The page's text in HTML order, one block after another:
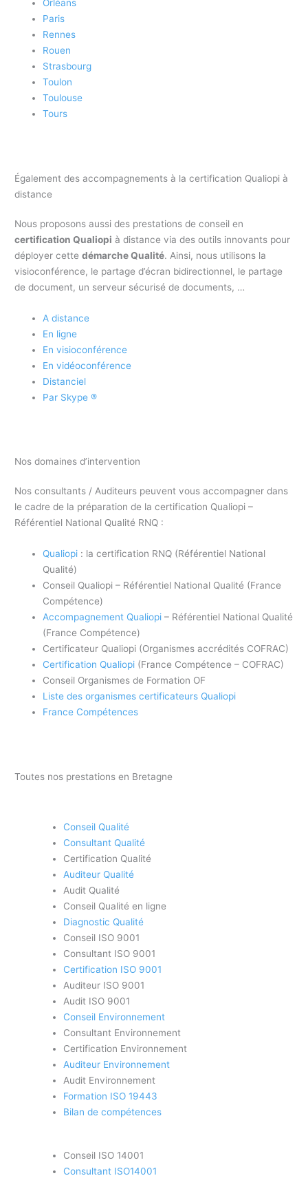
Orléans
Paris
Rennes
Rouen
Strasbourg
Toulon
Toulouse
Tours
Également des accompagnements à la certification Qualiopi à
distance
Nous proposons aussi des prestations de conseil en
certification Qualiopi à distance via des outils innovants pour
déployer cettedémarche Qualité. Ainsi, nous utilisons la
visioconférence, le partage d’écran bidirectionnel, le partage
de document, un serveur sécurisé de documents, …
A distance
En ligne
En visioconférence
En vidéoconférence
Distanciel
Par Skype ®
Nos domaines d’intervention
Nos consultants / Auditeurs peuvent vous accompagner dans
le cadre de la préparation de la certification Qualiopi –
Référentiel National Qualité RNQ :
Qualiopi : la certification RNQ (Référentiel National
Qualité)
Conseil Qualiopi – Référentiel National Qualité (France
Compétence)
Accompagnement Qualiopi – Référentiel National Qualité
(France Compétence)
Certificateur Qualiopi (Organismes accrédités COFRAC)
Certification Qualiopi (France Compétence – COFRAC)
Conseil Organismes de Formation OF
Liste des organismes certificateurs Qualiopi
France Compétences
Toutes nos prestations en Bretagne
Conseil Qualité
Consultant Qualité
Certification Qualité
Auditeur Qualité
Audit Qualité
Conseil Qualité en ligne
Diagnostic Qualité
Conseil ISO 9001
Consultant ISO 9001
Certification ISO 9001
Auditeur ISO 9001
Audit ISO 9001
Conseil Environnement
Consultant Environnement
Certification Environnement
Auditeur Environnement
Audit Environnement
Formation ISO 19443
Bilan de compétences
Conseil ISO 14001
Consultant ISO14001